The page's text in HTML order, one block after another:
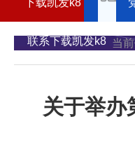
下载凯发k8
联系下载凯发k8 当前
关于举办